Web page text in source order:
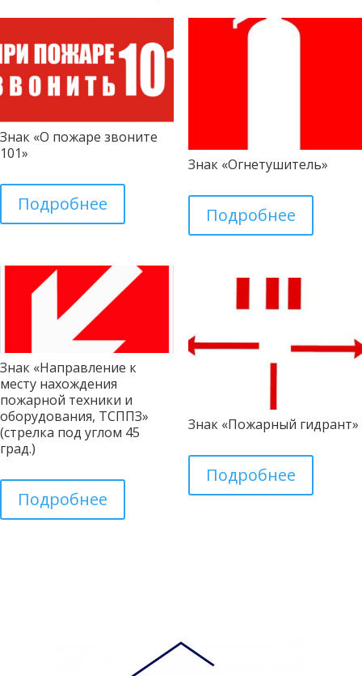
Знак «О пожаре звоните
101»
Подробнее
Знак «Огнетушитель»
Подробнее
Знак «Направление к
месту нахождения
пожарной техники и
оборудования, ТСППЗ»
(стрелка под углом 45
град.)
Подробнее
Знак «Пожарный гидрант»
Подробнее